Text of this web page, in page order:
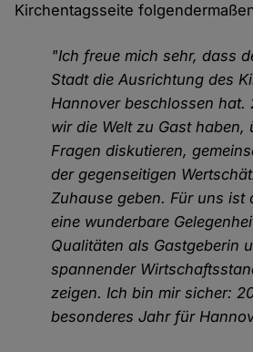
Kirchentagsseite
"Ich freue mich sehr, dass
Stadt die Ausrichtung des
Hannover beschlossen hat.
wir die Welt zu Gast haben,
Fragen diskutieren,
der gegenseitigen
Zuhause geben. Für uns ist
eine wunderbare
Qualitäten als Gastgeberin
spannender
zeigen. Ich bin mir sicher:
besonderes Jahr für